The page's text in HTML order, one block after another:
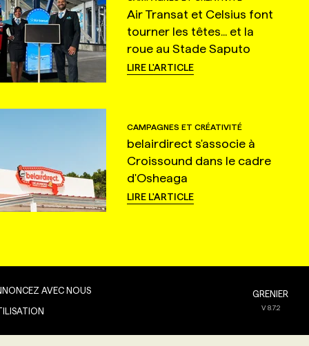
Air Transat et Celsius font
tourner les têtes... et la
roue au Stade Saputo
LIRE L'ARTICLE
CAMPAGNES ET CRÉATIVITÉ
belairdirect s'associe à
Croissound dans le cadre
d'Osheaga
LIRE L'ARTICLE
AVEC NOUS GRENIER
V8.7.2